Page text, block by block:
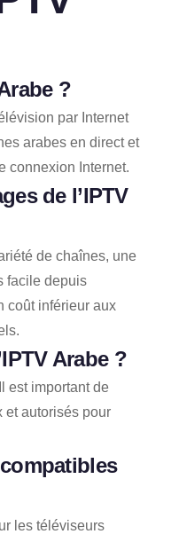
?
par Internet
arabes en direct et
connexion Internet.
de l’IPTV
de chaînes, une
facile depuis
coût inférieur aux
Arabe ?
est important de
et autorisés pour
les téléviseurs